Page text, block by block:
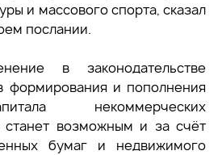
и массового спорта, сказал
послании.
в законодательстве
формирования и пополнения
некоммерческих
возможным и за счёт
бумаг и недвижимого